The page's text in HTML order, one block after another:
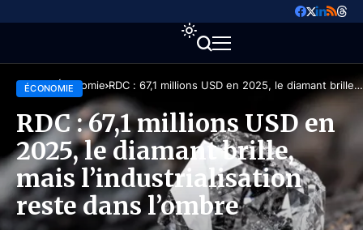
Accueil Économie RDC : 67,1 millions USD en 2025, le diamant brille,
mais l’industrialisation reste dans l’ombre
ÉCONOMIE
RDC : 67,1 millions USD en
2025, le diamant brille,
mais l’industrialisation
reste dans l’ombre